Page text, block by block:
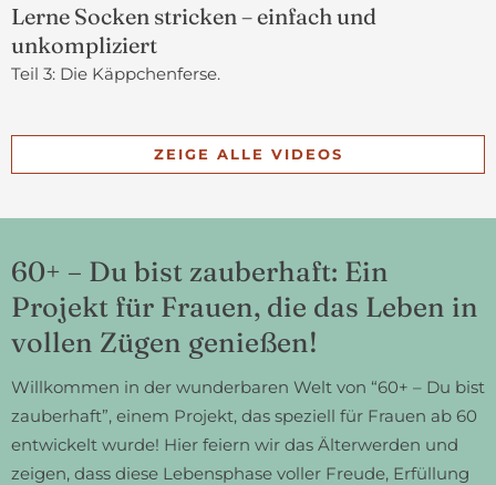
Lerne Socken stricken – einfach und
unkompliziert
Teil 3: Die Käppchenferse.
ZEIGE ALLE VIDEOS
60+ – Du bist zauberhaft: Ein
Projekt für Frauen, die das Leben in
vollen Zügen genießen!
Willkommen in der wunderbaren Welt von “60+ – Du bist
zauberhaft”, einem Projekt, das speziell für Frauen ab 60
entwickelt wurde! Hier feiern wir das Älterwerden und
zeigen, dass diese Lebensphase voller Freude, Erfüllung